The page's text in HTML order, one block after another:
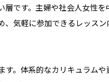
です。主婦や社会人女性を
気軽に参加できるレッス
。体系的なカリキュラム